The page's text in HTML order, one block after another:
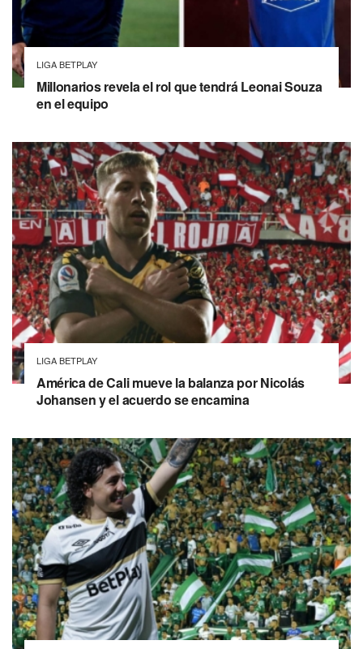
LIGA BETPLAY
Millonarios revela el rol que tendrá Leonai Souza
en el equipo
LIGA BETPLAY
América de Cali mueve la balanza por Nicolás
Johansen y el acuerdo se encamina